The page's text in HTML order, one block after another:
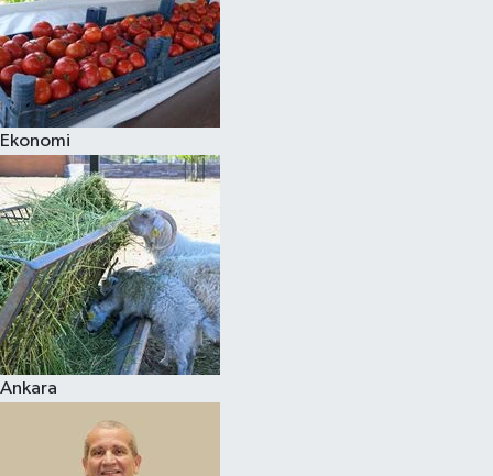
Ekonomi
Ankara
Yaşam-Çevre